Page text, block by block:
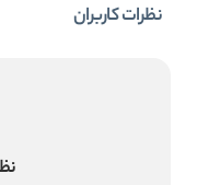
نظرات کاربران